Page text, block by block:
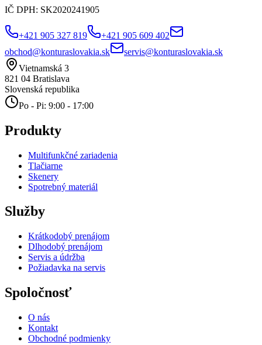
IČ DPH: SK2020241905
+421 905 327 819
+421 905 609 402
obchod@konturaslovakia.sk
servis@konturaslovakia.sk
Vietnamská 3
821 04 Bratislava
Slovenská republika
Po - Pi: 9:00 - 17:00
Produkty
Multifunkčné zariadenia
Tlačiarne
Skenery
Spotrebný materiál
Služby
Krátkodobý prenájom
Dlhodobý prenájom
Servis a údržba
Požiadavka na servis
Spoločnosť
O nás
Kontakt
Obchodné podmienky